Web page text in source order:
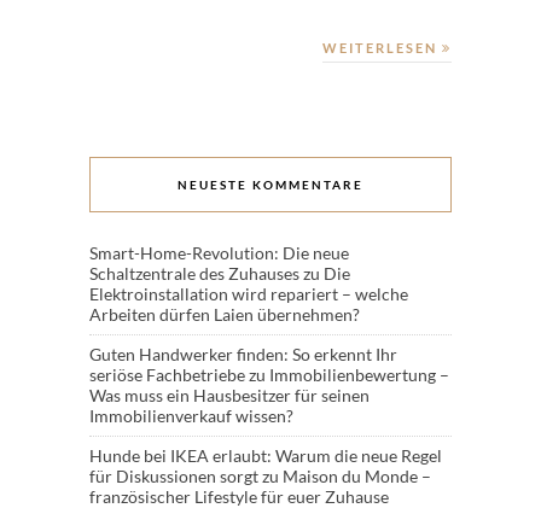
WEITERLESEN
NEUESTE KOMMENTARE
Smart-Home-Revolution: Die neue
Schaltzentrale des Zuhauseszu Die
Elektroinstallation wird repariert – welche
Arbeiten dürfen Laien übernehmen?
Guten Handwerker finden: So erkennt Ihr
seriöse Fachbetriebezu Immobilienbewertung –
Was muss ein Hausbesitzer für seinen
Immobilienverkauf wissen?
Hunde bei IKEA erlaubt: Warum die neue Regel
für Diskussionen sorgtzu Maison du Monde –
französischer Lifestyle für euer Zuhause